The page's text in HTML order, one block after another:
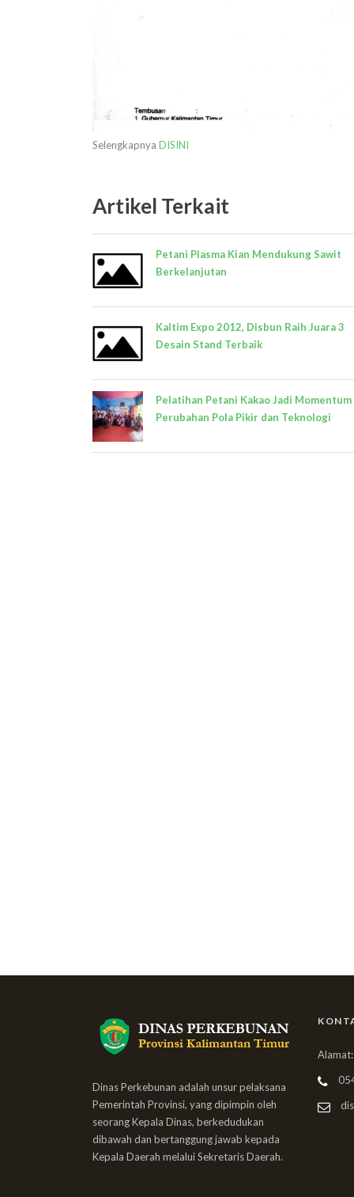
Selengkapnya DISINI
Artikel Terkait
Petani Plasma Kian Mendukung Sawit
Berkelanjutan
Kaltim Expo 2012, Disbun Raih Juara 3
Desain Stand Terbaik
Pelatihan Petani Kakao Jadi Momentum
Perubahan Pola Pikir dan Teknologi
Dinas Perkebunan adalah unsur pelaksana
Pemerintah Provinsi, yang dipimpin oleh
seorang Kepala Dinas, berkedudukan
dibawah dan bertanggung jawab kepada
Kepala Daerah melalui Sekretaris Daerah.